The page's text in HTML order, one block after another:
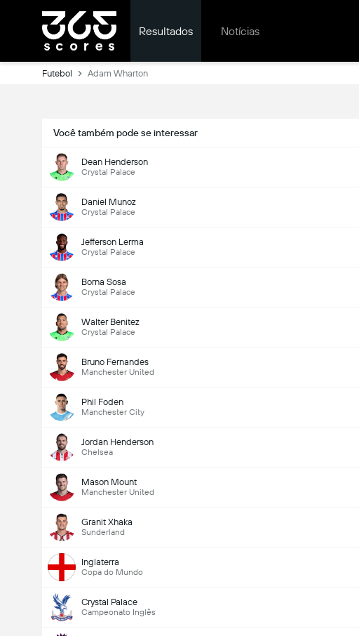
Resultados Notícias
Futebol Adam Wharton
Você também pode se interessar
Dean Henderson
Crystal Palace
Daniel Munoz
Crystal Palace
Jefferson Lerma
Crystal Palace
Borna Sosa
Crystal Palace
Walter Benitez
Crystal Palace
Bruno Fernandes
Manchester United
Phil Foden
Manchester City
Jordan Henderson
Chelsea
Mason Mount
Manchester United
Granit Xhaka
Sunderland
Inglaterra
Copa do Mundo
Crystal Palace
Campeonato Inglês